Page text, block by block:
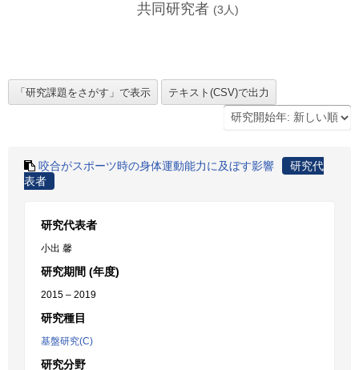
共同研究者 (3 人)
咬合がスポーツ時の身体運動能力に及ぼす影響
研究代
表者
研究代表者
小出 馨
研究期間 (年度)
2015 – 2019
研究種目
基盤研究(C)
研究分野